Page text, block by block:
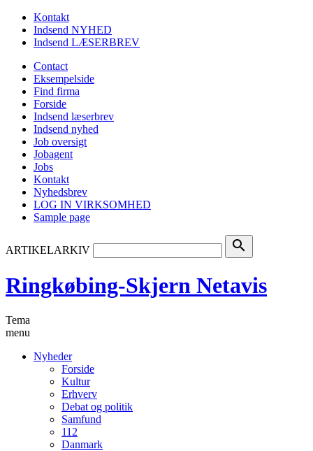
Kontakt
Indsend NYHED
Indsend LÆSERBREV
Contact
Eksempelside
Find firma
Forside
Indsend læserbrev
Indsend nyhed
Job oversigt
Jobagent
Jobs
Kontakt
Nyhedsbrev
LOG IN VIRKSOMHED
Sample page
ARTIKELARKIV search
Ringkøbing-Skjern Netavis
Tema
menu
Nyheder
Forside
Kultur
Erhverv
Debat og politik
Samfund
112
Danmark